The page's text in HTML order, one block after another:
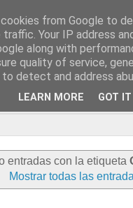
Ramón Otero Roko—
entradas con la etiqueta
Mostrar todas las
from Google to
Your IP address
along with
quality of service,
detect and address
LEARN MORE GOT IT